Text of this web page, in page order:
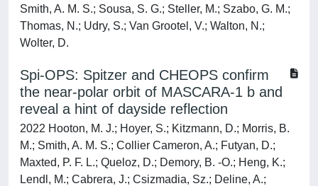
Smith, A. M. S.; Sousa, S. G.; Steller, M.; Szabo, G. M.;
Thomas, N.; Udry, S.; Van Grootel, V.; Walton, N.;
Wolter, D.
Spi-OPS: Spitzer and CHEOPS confirm
the near-polar orbit of MASCARA-1 b and
reveal a hint of dayside reflection
2022 Hooton, M. J.; Hoyer, S.; Kitzmann, D.; Morris, B.
M.; Smith, A. M. S.; Collier Cameron, A.; Futyan, D.;
Maxted, P. F. L.; Queloz, D.; Demory, B. -O.; Heng, K.;
Lendl, M.; Cabrera, J.; Csizmadia, Sz.; Deline, A.;